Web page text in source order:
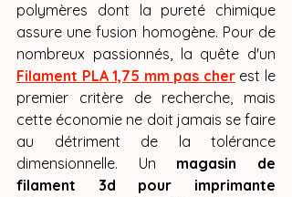
polymères dont la pureté chimique
assure une fusion homogène. Pour de
Filament PLA 1,75 mm pas cher est le
premier critère de recherche, mais
cette économie ne doit jamais se faire
au détriment de la tolérance
dimensionnelle. Un magasin de
filament 3d pour imprimante